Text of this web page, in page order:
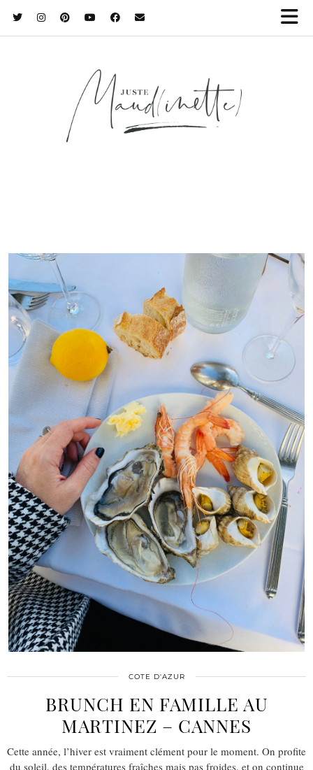
COTE D'AZUR
BRUNCH EN FAMILLE AU
MARTINEZ – CANNES
Cette année, l’hiver est vraiment clément pour le moment. On profite
du soleil, des températures fraîches mais pas froides, et on continue